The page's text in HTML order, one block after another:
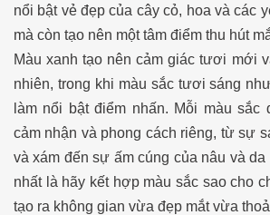
nổi bật vẻ đẹp của cây cỏ, hoa và các
mà còn tạo nên một tâm điểm thu hút
Màu xanh tạo nên cảm giác tươi mới
nhiên, trong khi màu sắc tươi sáng
làm nổi bật điểm nhấn. Mỗi màu sắc
cảm nhận và phong cách riêng, từ sự
và xám đến sự ấm cúng của nâu và da
nhất là hãy kết hợp màu sắc sao cho
tạo ra không gian vừa đẹp mắt vừa